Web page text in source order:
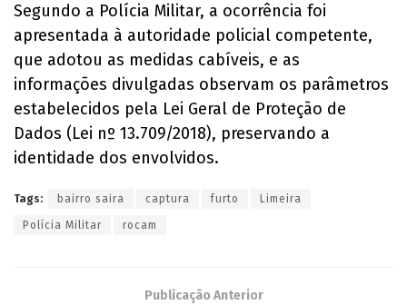
Segundo a Polícia Militar, a ocorrência foi
apresentada à autoridade policial competente,
que adotou as medidas cabíveis, e as
informações divulgadas observam os parâmetros
estabelecidos pela Lei Geral de Proteção de
Dados (Lei nº 13.709/2018), preservando a
identidade dos envolvidos.
Tags: bairro saira captura furto Limeira
Polícia Militar rocam
Publicação Anterior